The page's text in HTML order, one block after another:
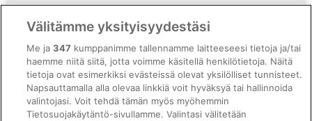
ebookers BONUS+ -ohjelman ehdot
Oikeudelliset tiedot / ota meihin yhteyttä
Sisältövaatimukset ja ilmoituksen tekeminen sisällöstä
Välitämme yksityisyydestäsi
Me ja347 kumppanimme tallennamme laitteeseesi tietoja ja/tai
haemme niitä siitä, jotta voimme käsitellä henkilötietoja. Näitä
tietoja ovat esimerkiksi evästeissä olevat yksilölliset tunnisteet.
Napsauttamalla alla olevaa linkkiä voit hyväksyä tai hallinnoida
valintojasi. Voit tehdä tämän myös myöhemmin
Tietosuojakäytäntö-sivullamme. Valintasi välitetään